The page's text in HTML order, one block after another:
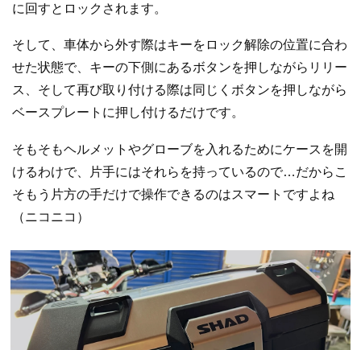
に回すとロックされます。
そして、車体から外す際はキーをロック解除の位置に合わ
せた状態で、キーの下側にあるボタンを押しながらリリー
ス、そして再び取り付ける際は同じくボタンを押しながら
ベースプレートに押し付けるだけです。
そもそもヘルメットやグローブを入れるためにケースを開
けるわけで、片手にはそれらを持っているので…だからこ
そもう片方の手だけで操作できるのはスマートですよね
（ニコニコ）